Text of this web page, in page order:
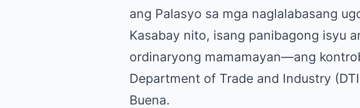
ang Palasyo sa mga naglalabasang
Kasabay nito, isang panibagong isyu
ordinaryong mamamayan—ang
Department of Trade and Industry
Buena.